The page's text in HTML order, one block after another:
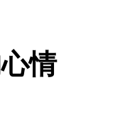
缘 情